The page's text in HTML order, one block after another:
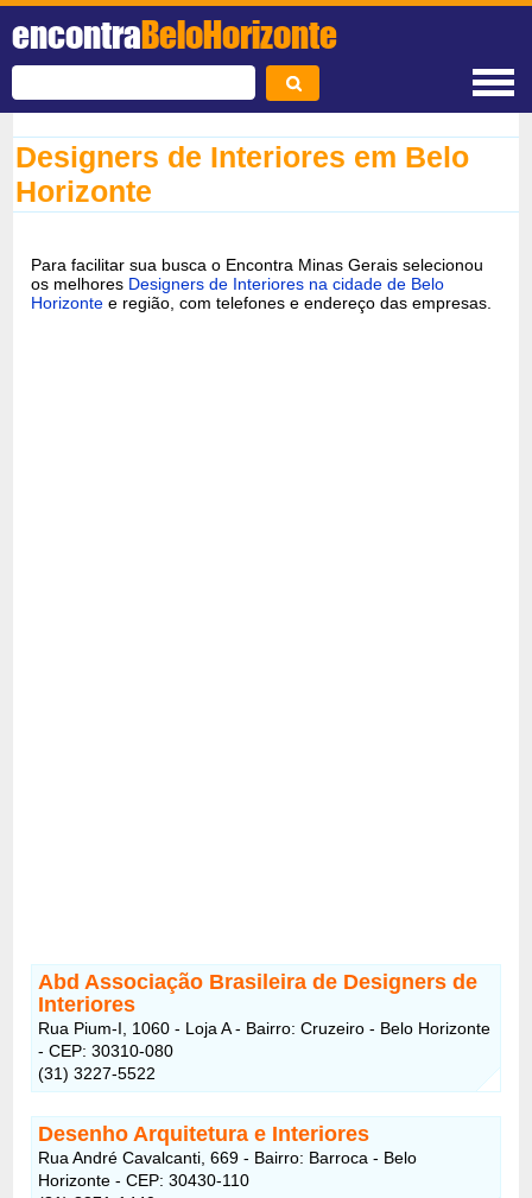
encontraBeloHorizonte
Designers de Interiores em Belo
Horizonte
Para facilitar sua busca o Encontra Minas Gerais selecionou
os melhores Designers de Interiores na cidade de Belo
Horizonte e região, com telefones e endereço das empresas.
Abd Associação Brasileira de Designers de
Interiores
Rua Pium-I, 1060 - Loja A - Bairro: Cruzeiro - Belo Horizonte
- CEP: 30310-080
(31) 3227-5522
Desenho Arquitetura e Interiores
Rua André Cavalcanti, 669 - Bairro: Barroca - Belo
Horizonte - CEP: 30430-110